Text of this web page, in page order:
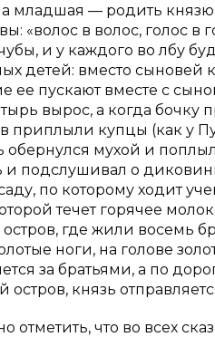
а младшая — родить князю
«волос в волос, голос в
и у каждого во лбу
детей: вместо сыновей
ее пускают вместе с
вырос, а когда бочку
приплыли купцы (как у
обернулся мухой и
и подслушивал о
по которому ходит
течет горячее
остров, где жили восемь
ноги, на голове
за братьями, а по
остров, князь
отметить, что во всех